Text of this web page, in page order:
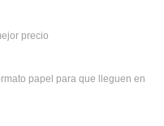
precio
papel para que lleguen en